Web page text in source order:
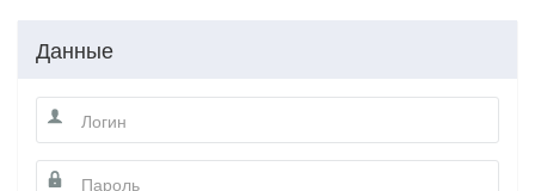
Данные